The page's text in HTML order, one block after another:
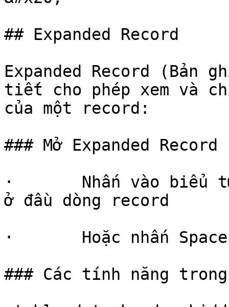
## Expanded Record
Expanded Record (Bản
tiết cho phép xem và
của một record:
### Mở Expanded Record
·       Nhấn vào biểu
ở đầu dòng record
·       Hoặc nhấn
### Các tính năng trong